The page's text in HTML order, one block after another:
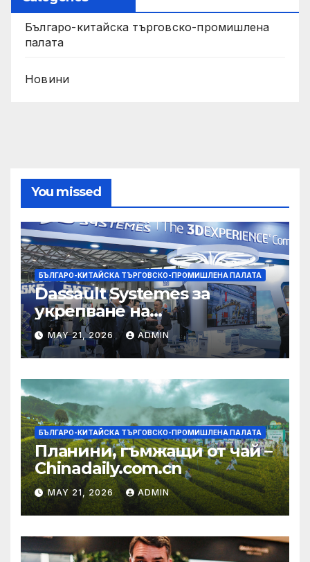
Българо-китайска търговско-промишлена
палата
Новини
You missed
БЪЛГАРО-КИТАЙСКА ТЪРГОВСКО-ПРОМИШЛЕНА ПАЛАТА
Dassault Systemes за
укрепване на
изграждането на AI
екосистема в Китай
MAY 21, 2026 ADMIN
БЪЛГАРО-КИТАЙСКА ТЪРГОВСКО-ПРОМИШЛЕНА ПАЛАТА
Планини, гъмжащи от чай –
Chinadaily.com.cn
MAY 21, 2026 ADMIN